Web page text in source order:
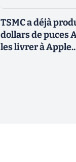
TSMC a déjà
dollars de puces
les livrer à